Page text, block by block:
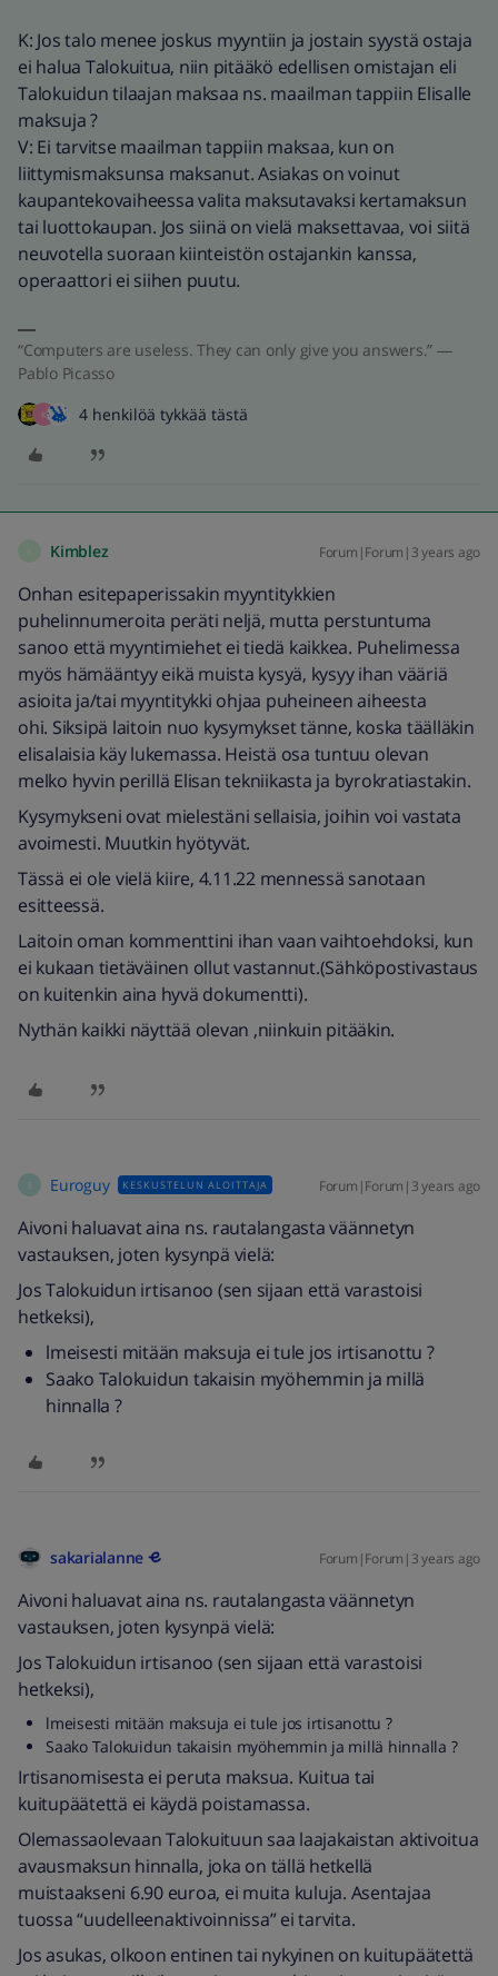
K: Jos talo menee joskus myyntiin ja jostain syystä ostaja
ei halua Talokuitua, niin pitääkö edellisen omistajan eli
Talokuidun tilaajan maksaa ns. maailman tappiin Elisalle
maksuja ?
V: Ei tarvitse maailman tappiin maksaa, kun on
liittymismaksunsa maksanut. Asiakas on voinut
kaupantekovaiheessa valita maksutavaksi kertamaksun
tai luottokaupan. Jos siinä on vielä maksettavaa, voi siitä
neuvotella suoraan kiinteistön ostajankin kanssa,
operaattori ei siihen puutu.
“Computers are useless. They can only give you answers.” ―
Pablo Picasso
K 4 henkilöä tykkää tästä
Kimblez Forum|Forum|3 years ago
Onhan esitepaperissakin myyntitykkien
puhelinnumeroita peräti neljä, mutta perstuntuma
sanoo että myyntimiehet ei tiedä kaikkea. Puhelimessa
myös hämääntyy eikä muista kysyä, kysyy ihan vääriä
asioita ja/tai myyntitykki ohjaa puheineen aiheesta
ohi. Siksipä laitoin nuo kysymykset tänne, koska täälläkin
elisalaisia käy lukemassa. Heistä osa tuntuu olevan
melko hyvin perillä Elisan tekniikasta ja byrokratiastakin.
Kysymykseni ovat mielestäni sellaisia, joihin voi vastata
avoimesti. Muutkin hyötyvät.
Tässä ei ole vielä kiire, 4.11.22 mennessä sanotaan
esitteessä.
Laitoin oman kommenttini ihan vaan vaihtoehdoksi, kun
ei kukaan tietäväinen ollut vastannut.(Sähköpostivastaus
on kuitenkin aina hyvä dokumentti).
Nythän kaikki näyttää olevan ,niinkuin pitääkin.
Euroguy KESKUSTELUN ALOITTAJA Forum|Forum|3 years ago
Aivoni haluavat aina ns. rautalangasta väännetyn
vastauksen, joten kysynpä vielä:
Jos Talokuidun irtisanoo (sen sijaan että varastoisi
hetkeksi),
lmeisesti mitään maksuja ei tule jos irtisanottu ?
Saako Talokuidun takaisin myöhemmin ja millä
hinnalla ?
sakarialanne Forum|Forum|3 years ago
Aivoni haluavat aina ns. rautalangasta väännetyn
vastauksen, joten kysynpä vielä:
Jos Talokuidun irtisanoo (sen sijaan että varastoisi
hetkeksi),
lmeisesti mitään maksuja ei tule jos irtisanottu ?
Saako Talokuidun takaisin myöhemmin ja millä hinnalla ?
Irtisanomisesta ei peruta maksua. Kuitua tai
kuitupäätettä ei käydä poistamassa.
Olemassaolevaan Talokuituun saa laajakaistan aktivoitua
avausmaksun hinnalla, joka on tällä hetkellä
muistaakseni 6.90 euroa, ei muita kuluja. Asentajaa
tuossa “uudelleenaktivoinnissa” ei tarvita.
Jos asukas, olkoon entinen tai nykyinen on kuitupäätettä